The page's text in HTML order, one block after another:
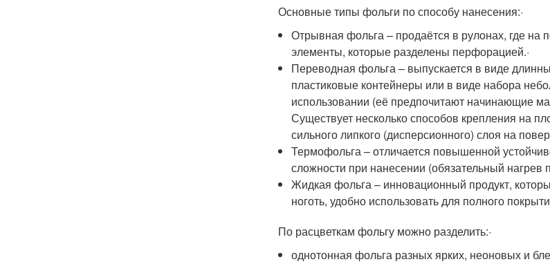
Основные типы фольги по способу нанесения:·
Отрывная фольга – продаётся в рулонах, где
элементы, которые разделены перфорацией.·
Переводная фольга – выпускается в виде
пластиковые контейнеры или в виде набора
использовании (её предпочитают начинающие
Существует несколько способов крепления на
сильного липкого (дисперсионного) слоя на
Термофольга – отличается повышенной
сложности при нанесении (обязательный нагрев
Жидкая фольга – инновационный продукт,
ноготь, удобно использовать для полного
По расцветкам фольгу можно разделить:·
однотонная фольга разных ярких, неоновых и